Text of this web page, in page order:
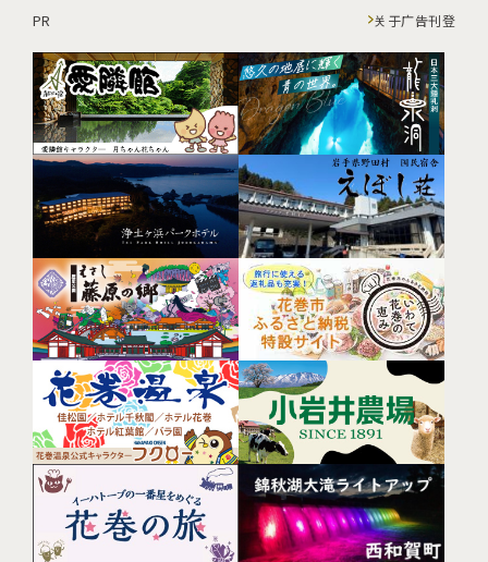
PR 关于广告刊登